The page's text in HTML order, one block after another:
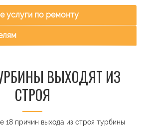
услуги по ремонту
ВЫХОДЯТ ИЗ
СТРОЯ
18 причин выхода из строя турбины